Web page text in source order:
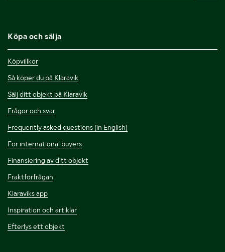
Köpa och sälja
Köpvillkor
Så köper du på Klaravik
Sälj ditt objekt på Klaravik
Frågor och svar
Frequently asked questions (in English)
For international buyers
Finansiering av ditt objekt
Fraktförfrågan
Klaraviks app
Inspiration och artiklar
Efterlys ett objekt